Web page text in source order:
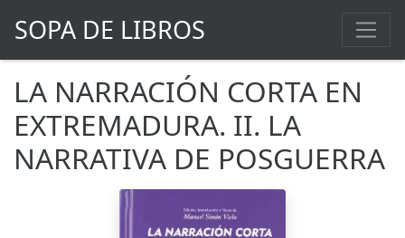
SOPA DE LIBROS
LA NARRACIÓN CORTA EN
EXTREMADURA. II. LA
NARRATIVA DE POSGUERRA